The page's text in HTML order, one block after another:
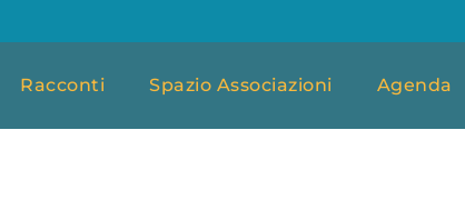
Racconti Spazio Associazioni Agenda